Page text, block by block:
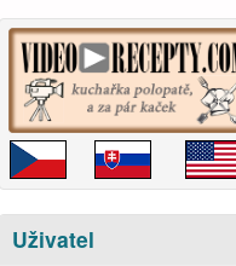
Uživatel